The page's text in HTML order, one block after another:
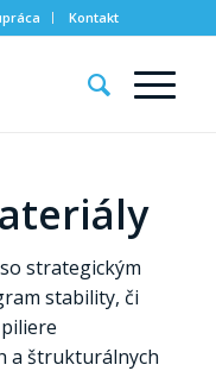
Kontakt
strategickým
stability, či
a štrukturálnych